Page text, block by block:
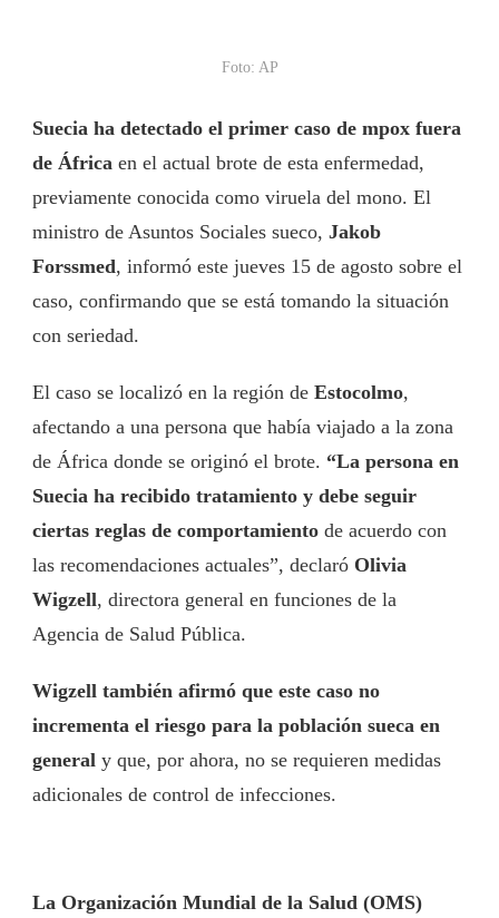
Foto: AP
Suecia ha detectado el primer caso de mpox fuera
de África en el actual brote de esta enfermedad,
previamente conocida como viruela del mono. El
ministro de Asuntos Sociales sueco, Jakob
Forssmed, informó este jueves 15 de agosto sobre el
caso, confirmando que se está tomando la situación
con seriedad.
El caso se localizó en la región de Estocolmo,
afectando a una persona que había viajado a la zona
de África donde se originó el brote. “La persona en
Suecia ha recibido tratamiento y debe seguir
ciertas reglas de comportamiento de acuerdo con
las recomendaciones actuales”, declaró Olivia
Wigzell, directora general en funciones de la
Agencia de Salud Pública.
Wigzell también afirmó que este caso no
incrementa el riesgo para la población sueca en
general y que, por ahora, no se requieren medidas
adicionales de control de infecciones.
La Organización Mundial de la Salud (OMS)